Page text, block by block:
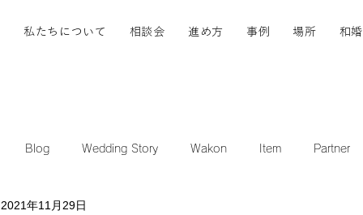
私たちについて 相談会 進め方 事例 場所 和婚
Blog Wedding Story Wakon Item Partner
2021年11月29日